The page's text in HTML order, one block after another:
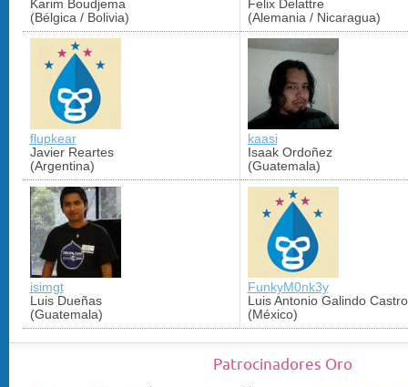
Karim Boudjema
(Bélgica / Bolivia)
Felix Delattre
(Alemania / Nicaragua)
flupkear
Javier Reartes
(Argentina)
kaasi
Isaak Ordoñez
(Guatemala)
isimgt
Luis Dueñas
(Guatemala)
FunkyM0nk3y
Luis Antonio Galindo Castro
(México)
Patrocinadores Oro